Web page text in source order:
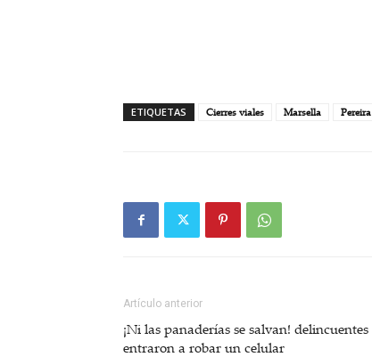
ETIQUETAS Cierres viales Marsella Pereira
Artículo anterior
¡Ni las panaderías se salvan! delincuentes
entraron a robar un celular